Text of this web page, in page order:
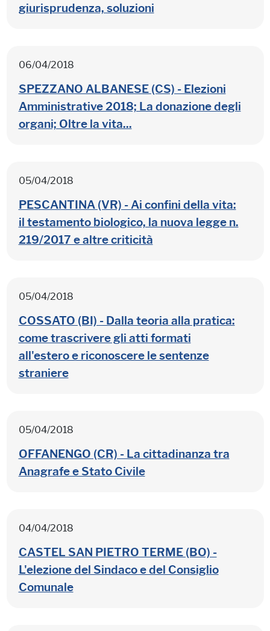
giurisprudenza, soluzioni
06/04/2018
SPEZZANO ALBANESE (CS) - Elezioni
Amministrative 2018; La donazione degli
organi; Oltre la vita...
05/04/2018
PESCANTINA (VR) - Ai confini della vita:
il testamento biologico, la nuova legge n.
219/2017 e altre criticità
05/04/2018
COSSATO (BI) - Dalla teoria alla pratica:
come trascrivere gli atti formati
all'estero e riconoscere le sentenze
straniere
05/04/2018
OFFANENGO (CR) - La cittadinanza tra
Anagrafe e Stato Civile
04/04/2018
CASTEL SAN PIETRO TERME (BO) -
L'elezione del Sindaco e del Consiglio
Comunale